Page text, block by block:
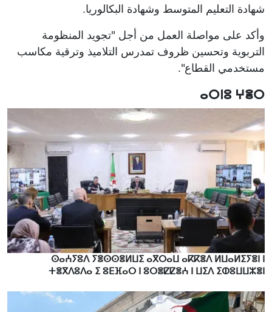
شهادة التعليم المتوسط وشهادة البكالوريا.
وأكد على مواصلة العمل من أجل "تجويد المنظومة
التربوية وتحسين ظروف تمدرس التلاميذ وترقية مكاسب
مستخدمي القطاع".
ⴰⵔⵏⵓ ⵖⴻⵔ
ⵙⴰⵄⵢⵓⴷ ⵢⴻⵙⵙⴻⵍⵡⵉ ⴰⴳⵔⴰⵡ ⴰⴽⴽⴻⴷ ⵍⵡⴰⵍⵉⵢⴻⵏ ⵏ
ⵜⴻⴳⴷⵓⴷⴰ ⵉ ⵓⴹⴼⴰⵔ ⵏ ⵓⵔⴻⵇⵇⴻⵄ ⵏ ⵡⵉⴷ ⵉⵀⵓⵡⵡⵣⴻⵏ